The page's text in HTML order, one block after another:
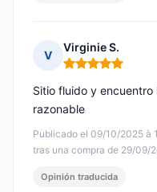
V
Virginie S.
Nota: 5 de 5
Publicado el 09/10/2025 à
tras una compra de 29/09/
Sitio fluido y
razonable
Opinión traducida